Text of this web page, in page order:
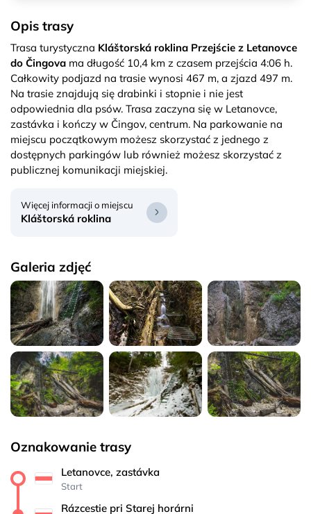
Opis trasy
Trasa turystyczna Kláštorská roklina Przejście z Letanovce
do Čingova ma długość 10,4 km z czasem przejścia 4:06 h.
Całkowity podjazd na trasie wynosi 467 m, a zjazd 497 m.
Na trasie znajdują się drabinki i stopnie i nie jest
odpowiednia dla psów. Trasa zaczyna się w Letanovce,
zastávka i kończy w Čingov, centrum. Na parkowanie na
miejscu początkowym możesz skorzystać z jednego z
dostępnych parkingów lub również możesz skorzystać z
publicznej komunikacji miejskiej.
Więcej informacji o miejscu
Kláštorská roklina
Galeria zdjęć
Oznakowanie trasy
Letanovce, zastávka
Start
Rázcestie pri Starej horárni